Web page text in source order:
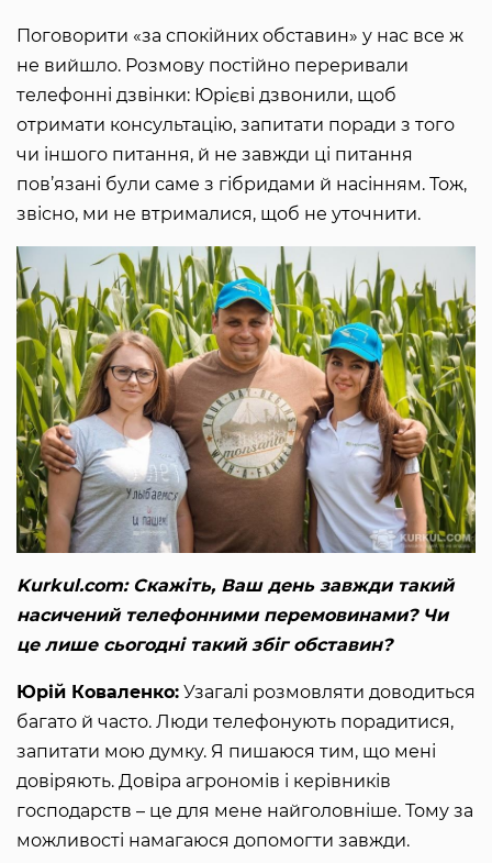
Поговорити «за спокійних обставин» у нас все ж
не вийшло. Розмову постійно переривали
телефонні дзвінки: Юрієві дзвонили, щоб
отримати консультацію, запитати поради з того
чи іншого питання, й не завжди ці питання
пов’язані були саме з гібридами й насінням. Тож,
звісно, ми не втрималися, щоб не уточнити.
Kurkul.com: Скажіть, Ваш день завжди такий
насичений телефонними перемовинами? Чи
це лише сьогодні такий збіг обставин?
Юрій Коваленко: Узагалі розмовляти доводиться
багато й часто. Люди телефонують порадитися,
запитати мою думку. Я пишаюся тим, що мені
довіряють. Довіра агрономів і керівників
господарств – це для мене найголовніше. Тому за
можливості намагаюся допомогти завжди.